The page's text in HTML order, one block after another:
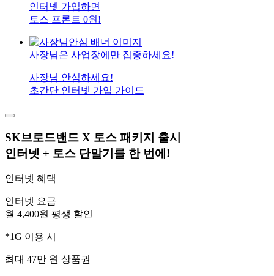
인터넷 가입하면
토스 프론트 0원!
사장님은 사업장에만 집중하세요!
사장님 안심하세요!
초간단 인터넷 가입 가이드
SK브로드밴드 X 토스 패키지 출시
인터넷 + 토스 단말기를 한 번에!
인터넷 혜택
인터넷 요금
월 4,400원 평생 할인
*1G 이용 시
최대 47만 원 상품권